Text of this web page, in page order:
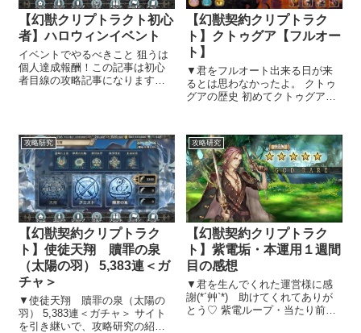
【幻獣クリプトラクト初心
者】ハロウィンイベント
イベントでやるべきこと 狙うは
個人達成報酬！この記事は初心
者目線の攻略記事になります。
す。▼ボーナスユニットを編成
に組み込むことで高ptをゲット
で...
【幻獣契約クリプトラク
ト】クトゥグア【フルオー
ト】
▼君をフルオート出来る日が来
るとは思わなかったよ。 クトゥ
グアの歴史 初めてクトゥグアを
敵引付で行ったんですよ。もう
覚えてなくて。 だけど覚えてい
るのは、とっても大変で二度と
やり...
攻略研究
【幻獣契約クリプトラク
ト】使徒天翔 贖罪の泉
（太陽の羽） 5,383連＜ガ
チャ＞
▼使徒天翔 贖罪の泉（太陽の
羽） 5,383連＜ガチャ＞ サイト
を引き継いで、攻略研究の紹介
攻略研究
【幻獣契約クリプトラク
ト】紫電垢・本運用１週間
目の感想
▼君を生んでくれた運営様に感
謝(*´艸`*) 助けてくれてありが
とう♡ 紫電ループ・当たり前だ